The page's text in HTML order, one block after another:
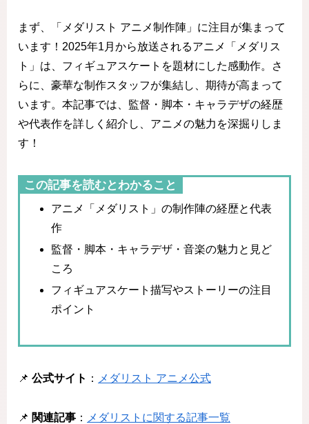
まず、「メダリスト アニメ制作陣」に注目が集まって
います！2025年1月から放送されるアニメ「メダリス
ト」は、フィギュアスケートを題材にした感動作。さ
らに、豪華な制作スタッフが集結し、期待が高まって
います。本記事では、監督・脚本・キャラデザの経歴
や代表作を詳しく紹介し、アニメの魅力を深掘りしま
す！
この記事を読むとわかること
アニメ「メダリスト」の制作陣の経歴と代表
作
監督・脚本・キャラデザ・音楽の魅力と見ど
ころ
フィギュアスケート描写やストーリーの注目
ポイント
📌 公式サイト ： メダリスト アニメ公式
📌 関連記事 ： メダリストに関する記事一覧